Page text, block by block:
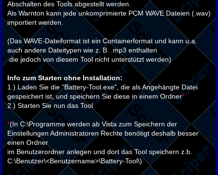
Abschalten des Tools abgestellt werden.
Als Warnton kann jede unkomprimierte PCM WAVE Dateien (.wav)
importiert werden.
(Das WAVE-Dateiformat ist ein Containerformat und kann u.a.
auch andere Dateitypen wie z. B. .mp3 enthalten
die jedoch von diesem Tool nicht unterstützt werden)
Info zum Starten ohne Installation:
1.) Laden Sie die "Battery-Tool.exe", die als Angehängte Datei
gespeichert ist, und speichern Sie diese in einem Ordner*
2.) Starten Sie nun das Tool
*(In C:\Programme werden ab Vista zum Speichern der
Einstellungen Administratoren Rechte benötigt deshalb besser
einen Ordner
im Benutzerordner anlegen und dort das Tool speichern z.b.
C:\Benutzer\<Benutzername>\Battery-Tool\)